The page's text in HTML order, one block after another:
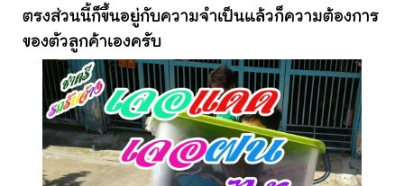
ตรงส่วนนี้ก็ขึ้นอยู่กับความจำเป็นแล้วก็ความต้องการ
ของตัวลูกค้าเองครับ